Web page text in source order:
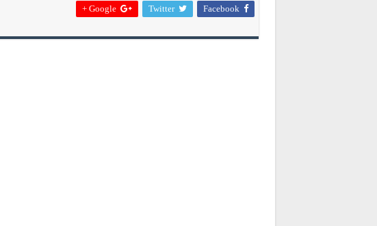
Facebook
Twitter
Google +